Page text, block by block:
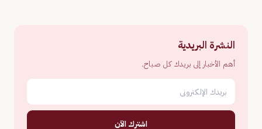
النشرة البريدية
أهم الأخبار إلى بريدك كل صباح.
اشترك الآن